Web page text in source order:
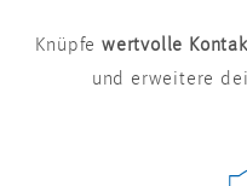
Knüpfewertvolle
und erweitere